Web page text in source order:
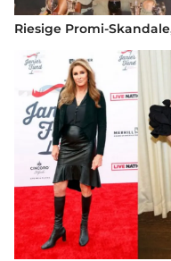
Riesige Promi-